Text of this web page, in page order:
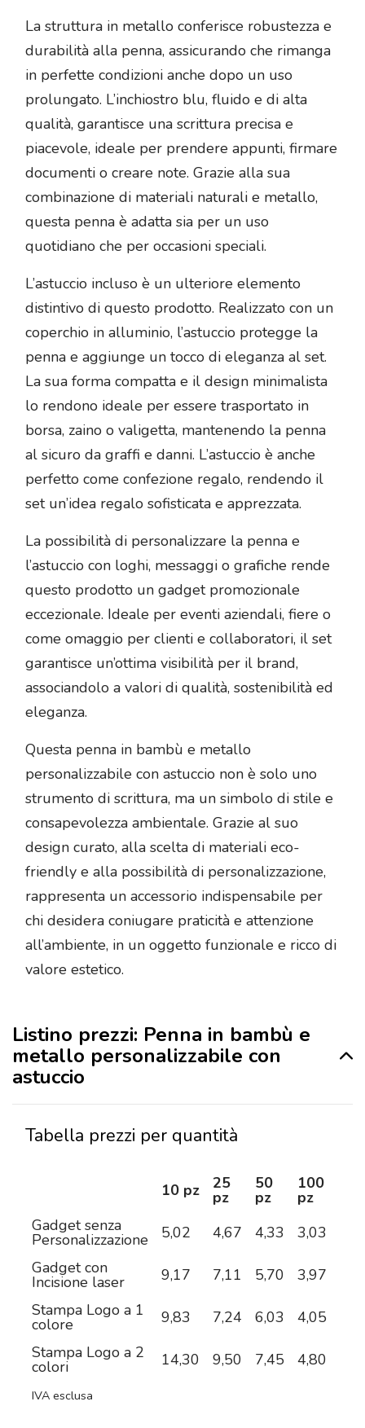
La struttura in metallo conferisce robustezza e
durabilità alla penna, assicurando che rimanga
in perfette condizioni anche dopo un uso
prolungato. L’inchiostro blu, fluido e di alta
qualità, garantisce una scrittura precisa e
piacevole, ideale per prendere appunti, firmare
documenti o creare note. Grazie alla sua
combinazione di materiali naturali e metallo,
questa penna è adatta sia per un uso
quotidiano che per occasioni speciali.
L’astuccio incluso è un ulteriore elemento
distintivo di questo prodotto. Realizzato con un
coperchio in alluminio, l’astuccio protegge la
penna e aggiunge un tocco di eleganza al set.
La sua forma compatta e il design minimalista
lo rendono ideale per essere trasportato in
borsa, zaino o valigetta, mantenendo la penna
al sicuro da graffi e danni. L’astuccio è anche
perfetto come confezione regalo, rendendo il
set un’idea regalo sofisticata e apprezzata.
La possibilità di personalizzare la penna e
l’astuccio con loghi, messaggi o grafiche rende
questo prodotto un gadget promozionale
eccezionale. Ideale per eventi aziendali, fiere o
come omaggio per clienti e collaboratori, il set
garantisce un’ottima visibilità per il brand,
associandolo a valori di qualità, sostenibilità ed
eleganza.
Questa penna in bambù e metallo
personalizzabile con astuccio non è solo uno
strumento di scrittura, ma un simbolo di stile e
consapevolezza ambientale. Grazie al suo
design curato, alla scelta di materiali eco-
friendly e alla possibilità di personalizzazione,
rappresenta un accessorio indispensabile per
chi desidera coniugare praticità e attenzione
all’ambiente, in un oggetto funzionale e ricco di
valore estetico.
Listino prezzi: Penna in bambù e
metallo personalizzabile con
astuccio
Tabella prezzi per quantità
10 pz 25
pz
50
pz
100
pz
Gadget senza
Personalizzazione 5,02 4,67 4,33 3,03
Gadget con
Incisione laser 9,17 7,11 5,70 3,97
Stampa Logo a 1
colore 9,83 7,24 6,03 4,05
Stampa Logo a 2
colori 14,30 9,50 7,45 4,80
IVA esclusa